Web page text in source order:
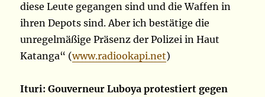
diese Leute gegangen sind und die Waffen in
ihren Depots sind. Aber ich bestätige die
unregelmäßige Präsenz der Polizei in Haut
Katanga“ (www.radiookapi.net)
Ituri: Gouverneur Luboya protestiert gegen